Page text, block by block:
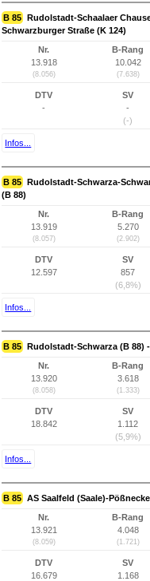
B 85 Rudolstadt-Schaalaer
Schwarzburger Straße (K 124)
Nr.
13.918
(8.056)
B-Rang
10.042
(7.638)
DTV
-
SV
-
(-)
Infos...
B 85 Rudolstadt-Schwarza-
(B 88)
Nr.
13.919
(8.057)
B-Rang
5.270
(2.902)
DTV
12.597
SV
857
(6,8%)
Infos...
B 85 Rudolstadt-Schwarza (B 88)
Nr.
13.920
(8.058)
B-Rang
3.618
(1.333)
DTV
18.842
SV
1.112
(5,9%)
Infos...
B 85 AS Saalfeld (Saale)-
Nr.
13.921
(8.059)
B-Rang
4.048
(1.721)
DTV
16.679
SV
1.168